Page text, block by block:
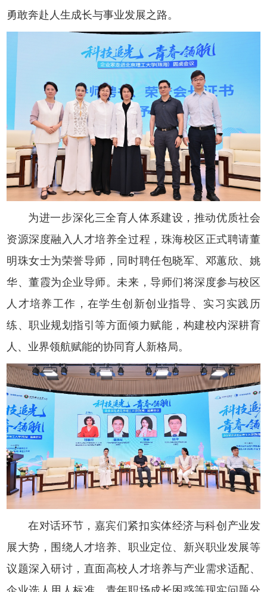
勇敢奔赴人生成长与事业发展之路。
为进一步深化三全育人体系建设，推动优质社会
资源深度融入人才培养全过程，珠海校区正式聘请董
明珠女士为荣誉导师，同时聘任包晓军、邓蕙欣、姚
华、董霞为企业导师。未来，导师们将深度参与校区
人才培养工作，在学生创新创业指导、实习实践历
练、职业规划指引等方面倾力赋能，构建校内深耕育
人、业界领航赋能的协同育人新格局。
在对话环节，嘉宾们紧扣实体经济与科创产业发
展大势，围绕人才培养、职业定位、新兴职业发展等
议题深入研讨，直面高校人才培养与产业需求适配、